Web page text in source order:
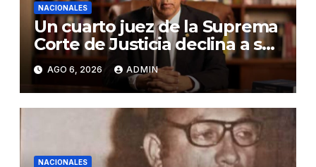
NACIONALES
Un cuarto juez de la Suprema
Corte de Justicia declina a ser
evaluado por el CNM
AGO 6, 2026 ADMIN
NACIONALES